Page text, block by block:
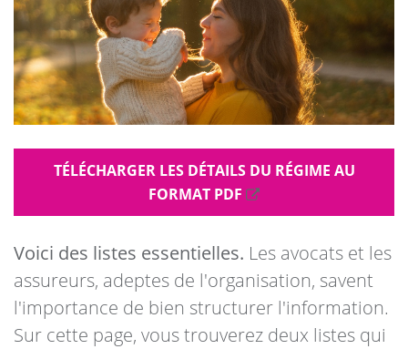
TÉLÉCHARGER LES DÉTAILS DU RÉGIME AU
FORMAT PDF
Voici des listes essentielles. Les avocats et les
assureurs, adeptes de l'organisation, savent
l'importance de bien structurer l'information.
Sur cette page, vous trouverez deux listes qui